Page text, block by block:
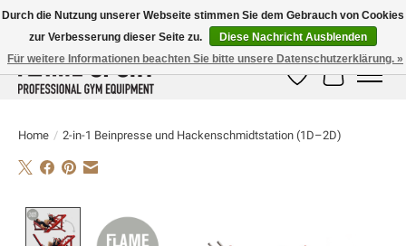
E-MAIL:info@flame-sport.deTEL.: +49 1525 9705 011
Wunschzettel
Ihr
Home / 2-in-1 Beinpresse und Hackenschmidtstation (1D–2D)
Product image slideshow Items
Durch die Nutzung unserer Webseite stimmen Sie dem Gebrauch von Cookies
zur Verbesserung dieser Seite zu.
Diese Nachricht Ausblenden
Für weitere Informationen beachten Sie bitte unsere Datenschutzerklärung. »